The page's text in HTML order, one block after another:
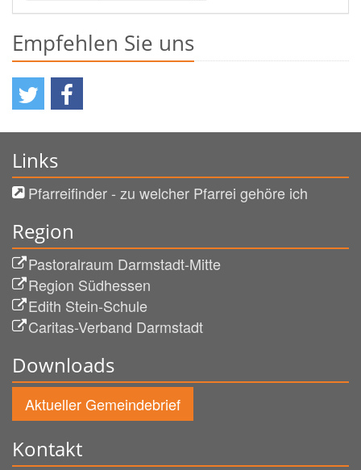
Empfehlen Sie uns
Links
Pfarreifinder - zu welcher Pfarrei gehöre ich
Region
Pastoralraum Darmstadt-Mitte
Region Südhessen
Edith Stein-Schule
Caritas-Verband Darmstadt
Downloads
Aktueller Gemeindebrief
Kontakt